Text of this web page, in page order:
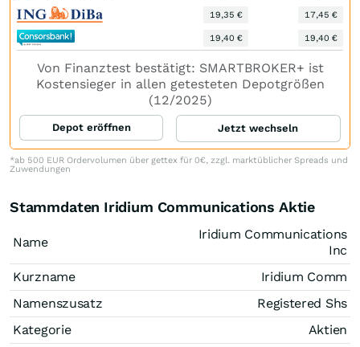
19,35 € 17,45 €
19,40 € 19,40 €
Von Finanztest bestätigt: SMARTBROKER+ ist
Kostensieger in allen getesteten Depotgrößen
(12/2025)
Depot eröffnen Jetzt wechseln
*ab 500 EUR Ordervolumen über gettex für 0€, zzgl. marktüblicher Spreads und
Zuwendungen
Stammdaten Iridium Communications Aktie
Name
Iridium Communications
Inc
Kurzname
Iridium Comm
Namenszusatz
Registered Shs
Kategorie
Aktien